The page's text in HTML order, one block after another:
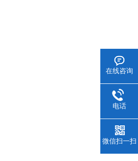
在线咨询
电话
微信扫一扫